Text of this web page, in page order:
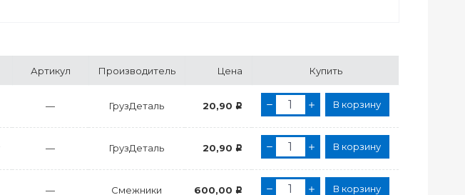
Артикул Производитель Цена Купить
— ГрузДеталь 20,90 Р В корзину
— ГрузДеталь 20,90 Р В корзину
— Смежники 600,00 Р В корзину